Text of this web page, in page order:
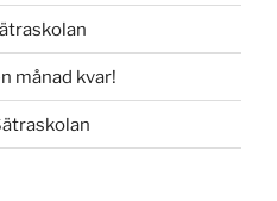
månad kvar!